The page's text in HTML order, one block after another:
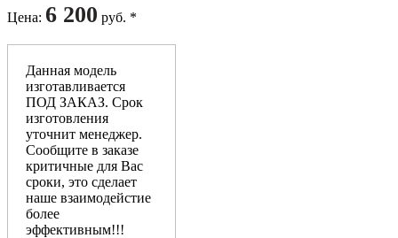
Цена: 6 200 руб. *
Данная модель
изготавливается
ПОД ЗАКАЗ. Срок
изготовления
уточнит менеджер.
Сообщите в заказе
критичные для Вас
сроки, это сделает
наше взаимодейстие
более
эффективным!!!